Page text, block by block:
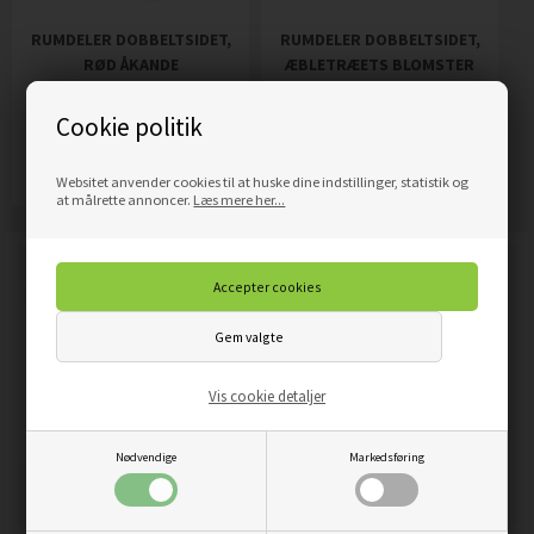
Cookie politik
Websitet anvender cookies til at huske dine indstillinger, statistik og
at målrette annoncer. Læs mere her...
Nødvendige Markedsføring
Vis cookie detaljer
RUMDELER DOBBELTSIDET,
RØD ÅKANDE
Pris1.689,00DKK
RUMDELER DOBBELTSIDET,
ÆBLETRÆETS BLOMSTER